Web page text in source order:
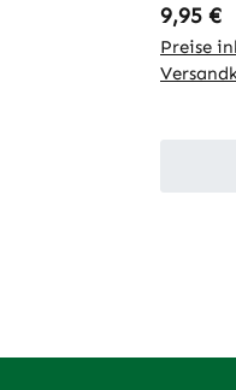
9,95 €
Preise